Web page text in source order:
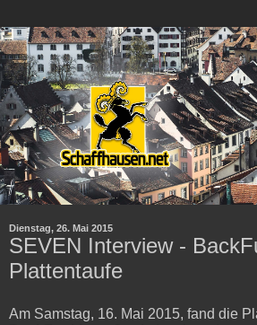
Dienstag, 26. Mai 2015
SEVEN Interview -
Plattentaufe
Am Samstag, 16. Mai 2015, fand die